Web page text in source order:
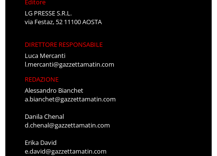
Editore
LG PRESSE S.R.L.
via Festaz, 52 11100 AOSTA
DIRETTORE RESPONSABILE
Luca Mercanti
l.mercanti@gazzettamatin.com
REDAZIONE
Alessandro Bianchet
a.bianchet@gazzettamatin.com
Danila Chenal
d.chenal@gazzettamatin.com
Erika David
e.david@gazzettamatin.com